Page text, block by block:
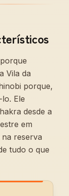
Vila da
porque,
Ele
desde a
em
reserva
tudo o que